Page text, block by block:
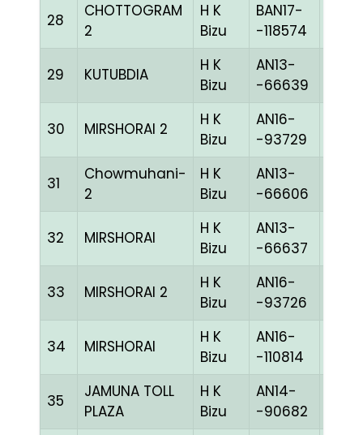
28
CHOTTOGRAM
2
H K
Bizu
BAN17-
-118574
29 KUTUBDIA
H K
Bizu
AN13-
-66639
30 MIRSHORAI 2
H K
Bizu
AN16-
-93729
31
Chowmuhani-
2
H K
Bizu
AN13-
-66606
32 MIRSHORAI
H K
Bizu
AN13-
-66637
33 MIRSHORAI 2
H K
Bizu
AN16-
-93726
34 MIRSHORAI
H K
Bizu
AN16-
-110814
35
JAMUNA TOLL
PLAZA
H K
Bizu
AN14-
-90682